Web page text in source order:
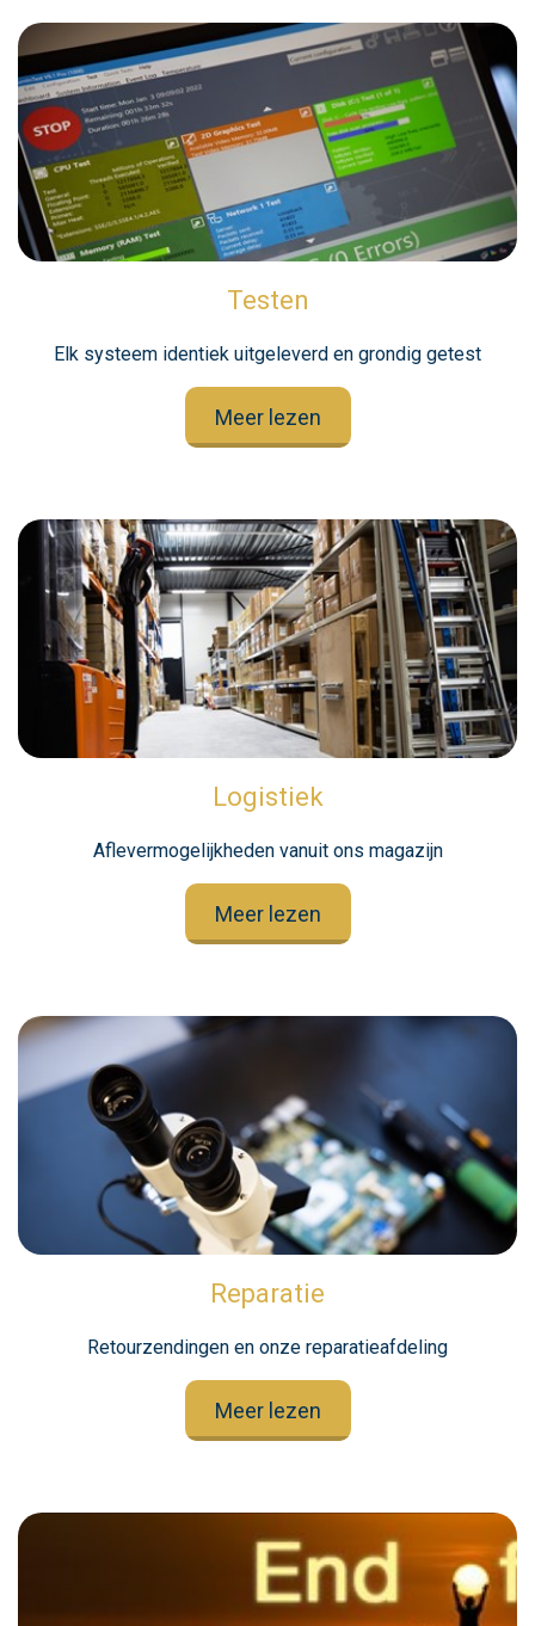
Testen
Elk systeem identiek uitgeleverd en grondig getest
Meer lezen
Logistiek
Aflevermogelijkheden vanuit ons magazijn
Meer lezen
Reparatie
Retourzendingen en onze reparatieafdeling
Meer lezen